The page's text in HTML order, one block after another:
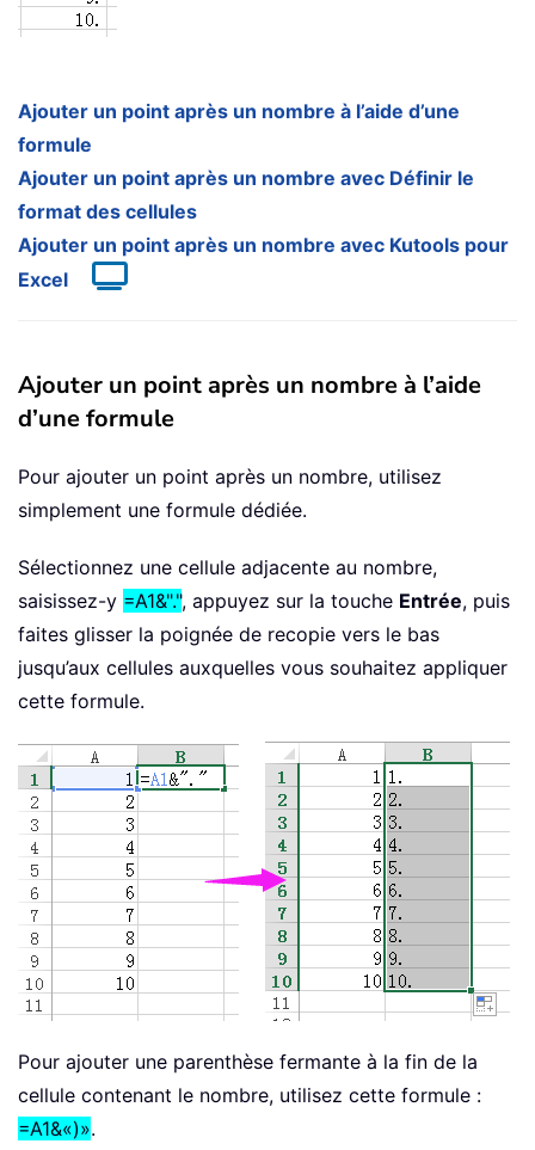
Ajouter un point après un nombre à l’aide d’une
formule
Ajouter un point après un nombre avec Définir le
format des cellules
Ajouter un point après un nombre avec Kutools pour
Excel
Ajouter un point après un nombre à l’aide
d’une formule
Pour ajouter un point après un nombre, utilisez
simplement une formule dédiée.
Sélectionnez une cellule adjacente au nombre,
saisissez-y =A1&".", appuyez sur la touche Entrée, puis
faites glisser la poignée de recopie vers le bas
jusqu’aux cellules auxquelles vous souhaitez appliquer
cette formule.
Pour ajouter une parenthèse fermante à la fin de la
cellule contenant le nombre, utilisez cette formule :
=A1&«)».